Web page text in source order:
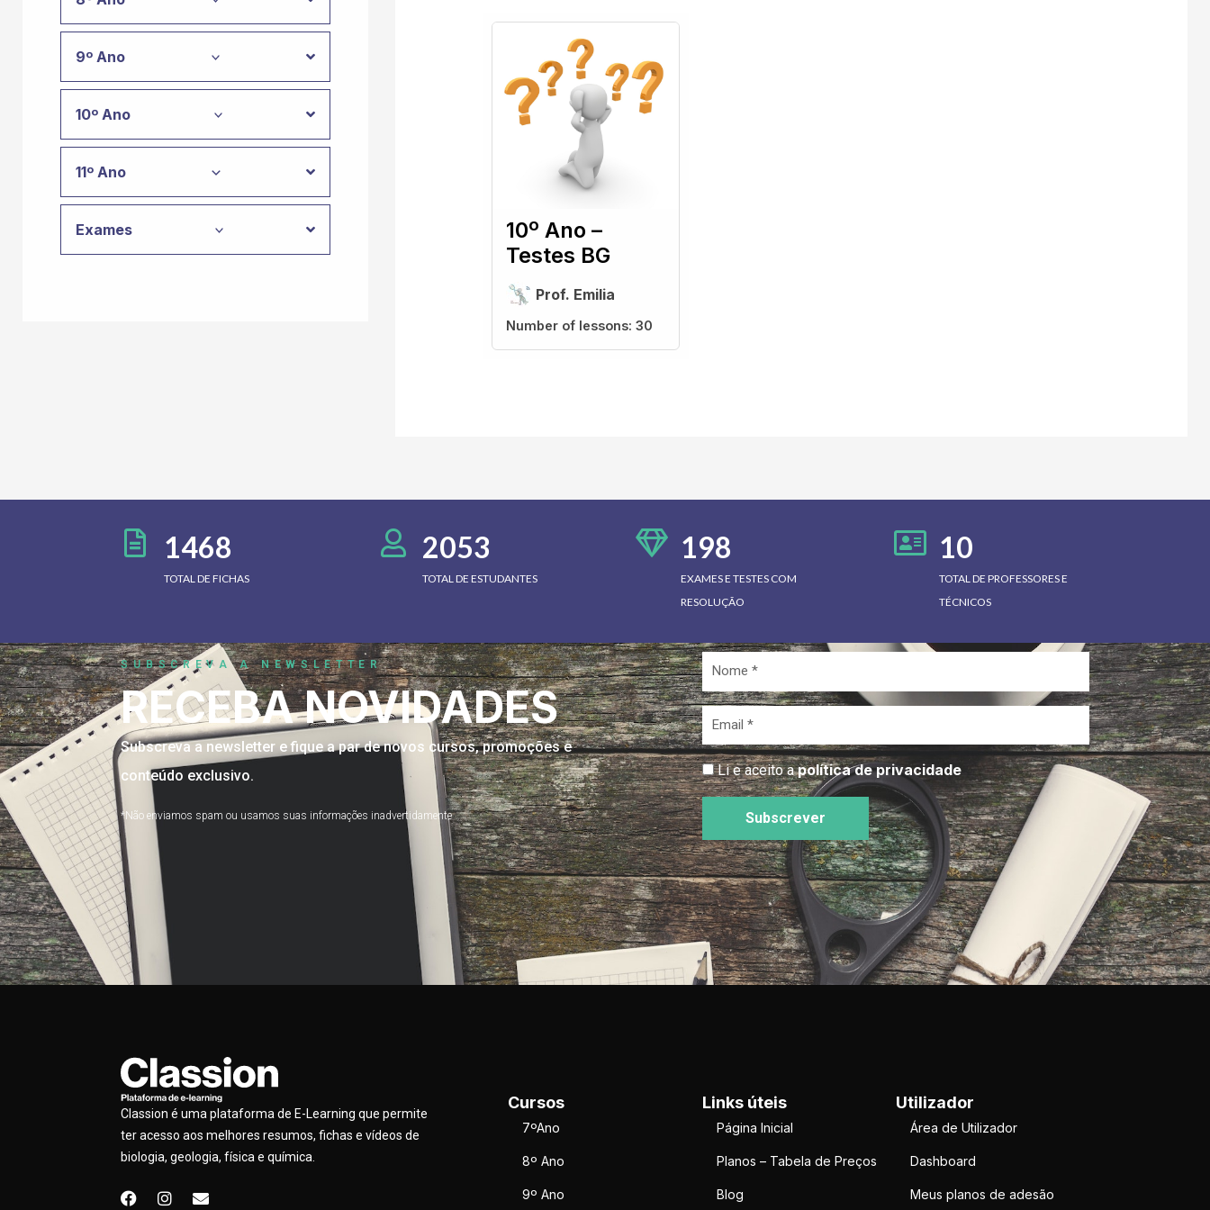
9º Ano
10º Ano
11º Ano
Exames
10º Ano –
Testes BG
Prof. Emilia
Number of lessons: 30
1468
TOTAL DE FICHAS
2053
TOTAL DE ESTUDANTES
198
EXAMES E TESTES COM
RESOLUÇÃO
10
TOTAL DE PROFESSORES E
TÉCNICOS
SUBSCREVA A NEWSLETTER
RECEBA NOVIDADES
Subscreva a newsletter e fique a par de novos cursos, promoções e
conteúdo exclusivo.
*Não enviamos spam ou usamos suas informações inadvertidamente
Nome
*
Email
*
Li e aceito apolítica de privacidade
Subscrever
Classion é uma plataforma de E-Learning que permite
ter acesso aos melhores resumos, fichas e vídeos de
biologia, geologia, física e química.
F
I
E
Cursos
7ºAno
8º Ano
9º Ano
Links úteis
Página Inicial
Planos – Tabela de Preços
Blog
Utilizador
Área de Utilizador
Dashboard
Meus planos de adesão